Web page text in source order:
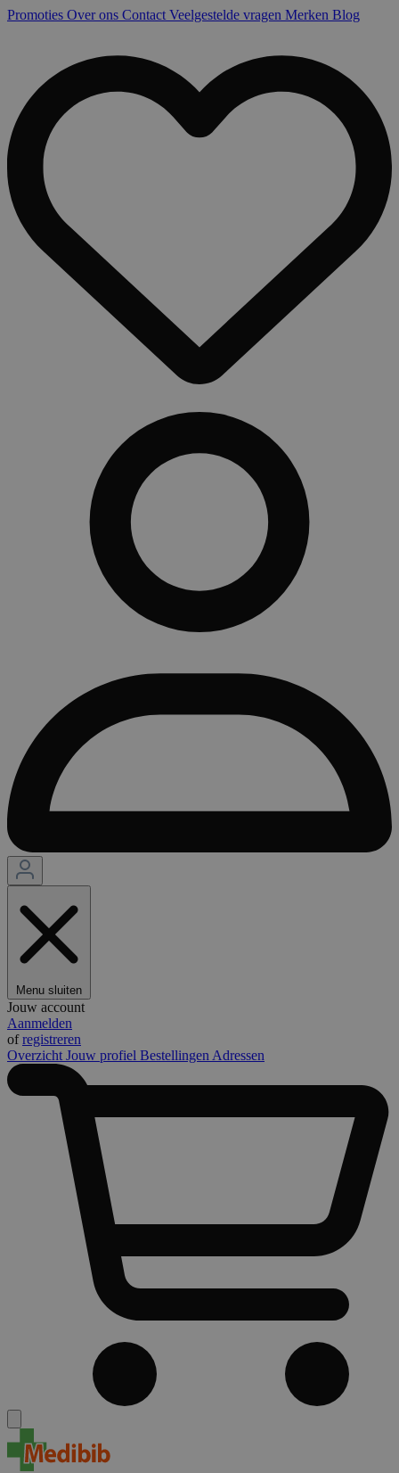
Promoties Over ons Contact Veelgestelde vragen Merken Blog
Menu sluiten
Jouw account
Aanmelden
ofregistreren
Overzicht Jouw profiel Bestellingen Adressen